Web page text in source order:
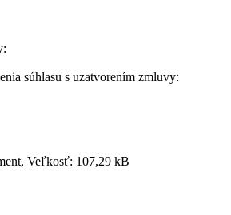
súhlasu s uzatvorením zmluvy:
Veľkosť: 107,29 kB